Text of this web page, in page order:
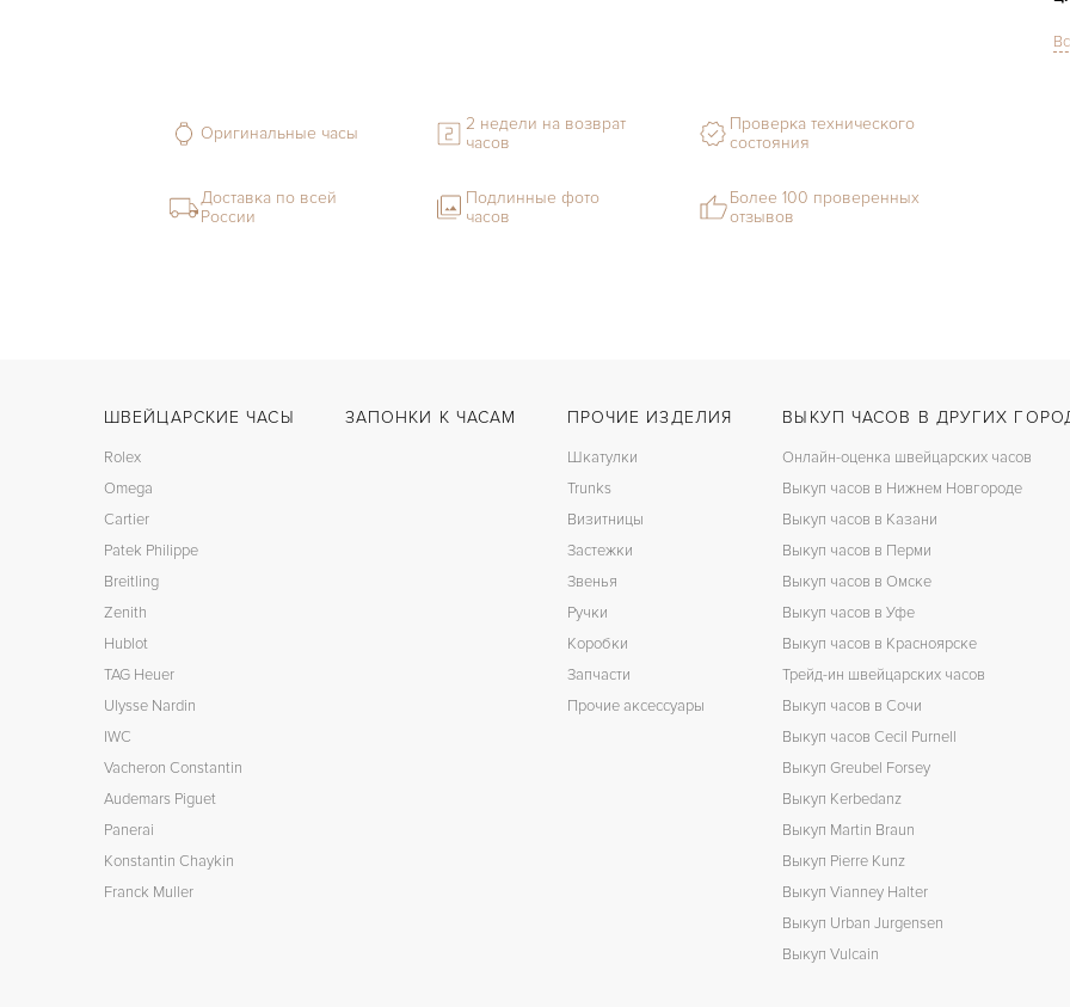
Оригинальные часы
2 недели на возврат
часов
Проверка технического
состояния
Доставка по всей
России
Подлинные фото
часов
Более 100 проверенных
отзывов
ШВЕЙЦАРСКИЕ ЧАСЫ
Rolex
Omega
Cartier
Patek Philippe
Breitling
Zenith
Hublot
TAG Heuer
Ulysse Nardin
IWC
Vacheron Constantin
Audemars Piguet
Panerai
Konstantin Chaykin
Franck Muller
ЗАПОНКИ К ЧАСАМ ПРОЧИЕ ИЗДЕЛИЯ
Шкатулки
Trunks
Визитницы
Застежки
Звенья
Ручки
Коробки
Запчасти
Прочие аксессуары
ВЫКУП ЧАСОВ В ДРУГИХ
Онлайн-оценка швейцарских часов
Выкуп часов в Нижнем Новгороде
Выкуп часов в Казани
Выкуп часов в Перми
Выкуп часов в Омске
Выкуп часов в Уфе
Выкуп часов в Красноярске
Трейд-ин швейцарских часов
Выкуп часов в Сочи
Выкуп часов Cecil Purnell
Выкуп Greubel Forsey
Выкуп Kerbedanz
Выкуп Martin Braun
Выкуп Pierre Kunz
Выкуп Vianney Halter
Выкуп Urban Jurgensen
Выкуп Vulcain